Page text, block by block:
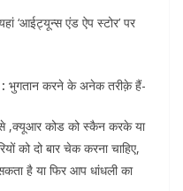
‘आईट्यून्स एंड ऐप स्टोर’ पर
भुगतान करने के अनेक तरीक़े हैं-
,क्यूआर कोड को स्कैन करके या
को दो बार चेक करना चाहिए,
है या फिर आप धांधली का